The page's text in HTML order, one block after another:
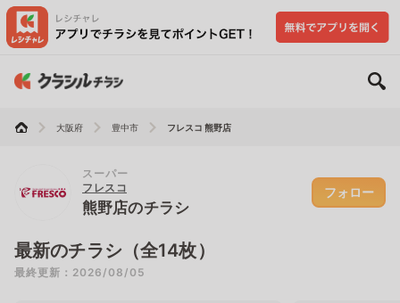
大阪府 豊中市 フレスコ 熊野店
スーパー
フレスコ
熊野店のチラシ
フォロー
最新のチラシ（全14枚）
最終更新：2026/08/05